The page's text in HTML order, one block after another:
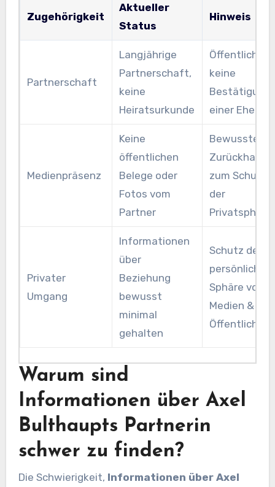
Zugehörigkeit
Aktueller
Status
Hinweis
Partnerschaft
Langjährige
Partnerschaft,
keine
Heiratsurkunde
Öffentlich
keine
Bestätigung
einer Ehe
Medienpräsenz
Keine
öffentlichen
Belege oder
Fotos vom
Partner
Bewusste
zum Schutz
der
Privatsphäre
Privater
Umgang
Informationen
über
Beziehung
bewusst
minimal
gehalten
Schutz der
persönlichen
Sphäre vor
Medien &
Warum sind
Informationen über Axel
Bulthaupts Partnerin
schwer zu finden?
Die Schwierigkeit, Informationen über Axel